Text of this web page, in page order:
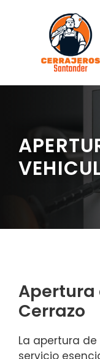
contenido
Apertura
Cerrazo
La apertura
servicio